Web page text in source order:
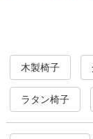
木製椅子
ラタン椅子